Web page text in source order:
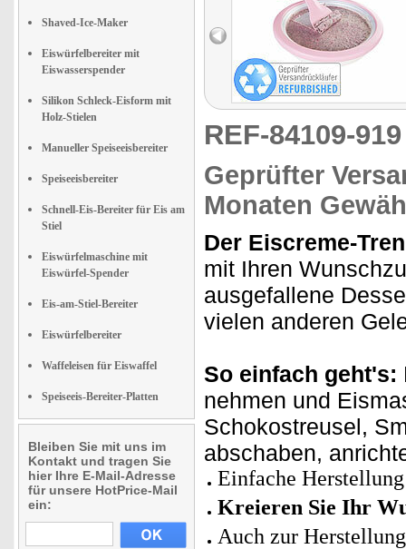
Shaved-Ice-Maker
Eiswürfelbereiter mit
Eiswasserspender
Silikon Schleck-Eisform mit
Holz-Stielen
Manueller Speiseeisbereiter
Speiseeisbereiter
Schnell-Eis-Bereiter für Eis am
Stiel
Eiswürfelmaschine mit
Eiswürfel-Spender
Eis-am-Stiel-Bereiter
Eiswürfelbereiter
Waffeleisen für Eiswaffel
Speiseeis-Bereiter-Platten
Bleiben Sie mit uns im
Kontakt und tragen Sie
hier Ihre E-Mail-Adresse
für unsere HotPrice-Mail
ein:
REF-84109-
Geprüfter
Monaten
Der Eiscreme-
mit Ihren
ausgefallene
vielen anderen
So einfach geht's:
nehmen und
Schokostreusel,
abschaben,
Einfache
Kreieren Sie Ihr
Auch zur